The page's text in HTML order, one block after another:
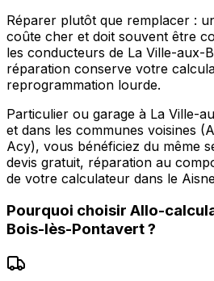
Réparer plutôt que remplacer :
coûte cher et doit souvent être
les conducteurs de La Ville-aux-
réparation conserve votre
reprogrammation lourde.
Particulier ou garage à La Ville-
et dans les communes voisines
Acy), vous bénéficiez du même
devis gratuit, réparation au
de votre calculateur dans le
Pourquoi choisir Allo-
Bois-lès-Pontavert?